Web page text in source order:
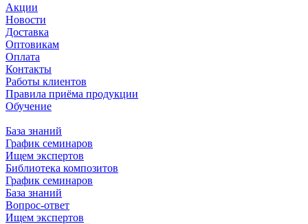
Акции
Новости
Доставка
Оптовикам
Оплата
Контакты
Работы клиентов
Правила приёма продукции
Обучение
База знаний
График семинаров
Ищем экспертов
Библиотека композитов
График семинаров
База знаний
Вопрос-ответ
Ищем экспертов